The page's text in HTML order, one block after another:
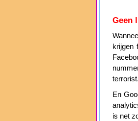
Geen
krijgen
terrorist.
En
is net